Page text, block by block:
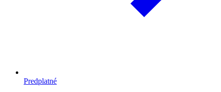
Predplatné